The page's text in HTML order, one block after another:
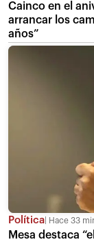
Cainco en el
arrancar los
años”
Política Hace 33
Mesa destaca